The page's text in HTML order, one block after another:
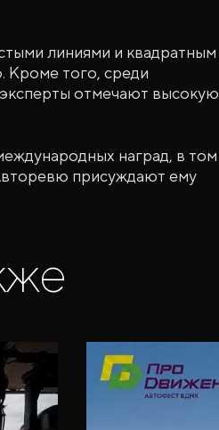
линиями и квадратным
Кроме того, среди
отмечают высокую
наград, в том
присуждают ему